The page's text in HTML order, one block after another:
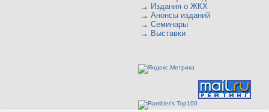
→ Издания о ЖКХ
→ Анонсы изданий
→ Семинары
→ Выставки